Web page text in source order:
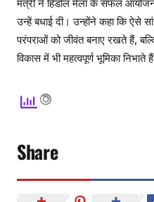
मंत्री ने हिंडोल मेला के सफल
उन्हें बधाई दी। उन्होंने कहा कि ऐसे
परंपराओं को जीवंत बनाए रखते हैं,
विकास में भी महत्वपूर्ण भूमिका निभाते
Share